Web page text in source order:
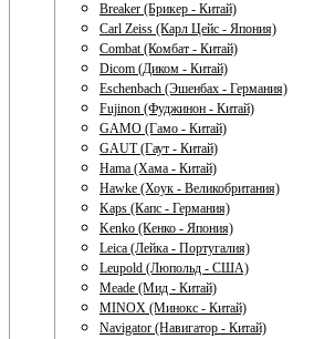
Breaker (Брикер - Китай)
Carl Zeiss (Карл Цейс - Япония)
Combat (Комбат - Китай)
Dicom (Диком - Китай)
Eschenbach (Эшенбах - Германия)
Fujinon (Фуджинон - Китай)
GAMO (Гамо - Китай)
GAUT (Гаут - Китай)
Hama (Хама - Китай)
Hawke (Хоук - Великобритания)
Kaps (Капс - Германия)
Kenko (Кенко - Япония)
Leica (Лейка - Португалия)
Leupold (Люпольд - США)
Meade (Мид - Китай)
MINOX (Минокс - Китай)
Navigator (Навигатор - Китай)